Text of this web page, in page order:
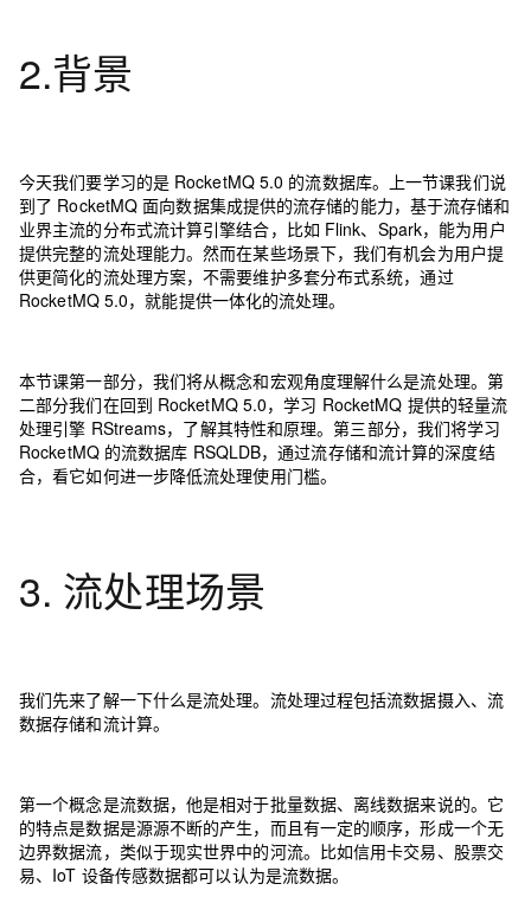
2.背景
今天我们要学习的是 RocketMQ 5.0 的流数据库。上一节课我们说
到了 RocketMQ 面向数据集成提供的流存储的能力，基于流存储和
业界主流的分布式流计算引擎结合，比如 Flink、Spark，能为用户
提供完整的流处理能力。然而在某些场景下，我们有机会为用户提
供更简化的流处理方案，不需要维护多套分布式系统，通过
RocketMQ 5.0，就能提供一体化的流处理。
本节课第一部分，我们将从概念和宏观角度理解什么是流处理。第
二部分我们在回到 RocketMQ 5.0，学习 RocketMQ 提供的轻量流
处理引擎 RStreams，了解其特性和原理。第三部分，我们将学习
RocketMQ 的流数据库 RSQLDB，通过流存储和流计算的深度结
合，看它如何进一步降低流处理使用门槛。
3. 流处理场景
我们先来了解一下什么是流处理。流处理过程包括流数据摄入、流
数据存储和流计算。
第一个概念是流数据，他是相对于批量数据、离线数据来说的。它
的特点是数据是源源不断的产生，而且有一定的顺序，形成一个无
边界数据流，类似于现实世界中的河流。比如信用卡交易、股票交
易、IoT 设备传感数据都可以认为是流数据。